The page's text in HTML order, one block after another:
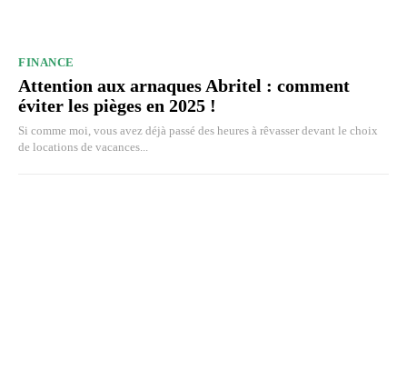
FINANCE
Attention aux arnaques Abritel : comment
éviter les pièges en 2025 !
Si comme moi, vous avez déjà passé des heures à rêvasser devant le choix
de locations de vacances...